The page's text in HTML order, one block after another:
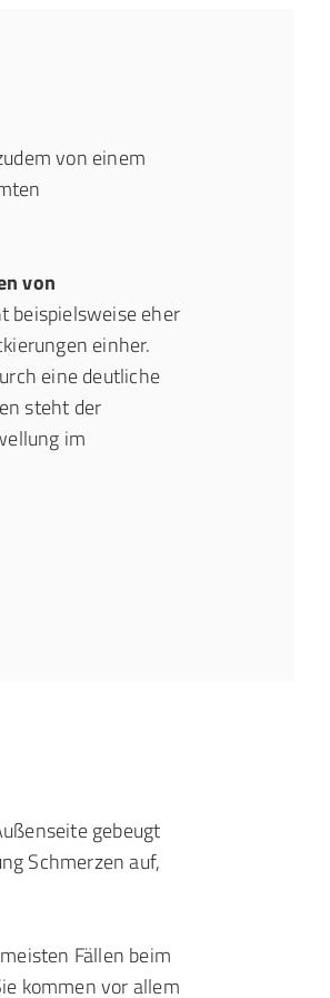
von einem
von
beispielsweise eher
einher.
eine deutliche
steht der
im
gebeugt
Schmerzen auf,
Fällen beim
kommen vor allem